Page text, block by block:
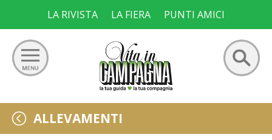
content
LA RIVISTA LA FIERA PUNTI AMICI
Ricerca
per:
GIARDINO
ALLEVAMENTI